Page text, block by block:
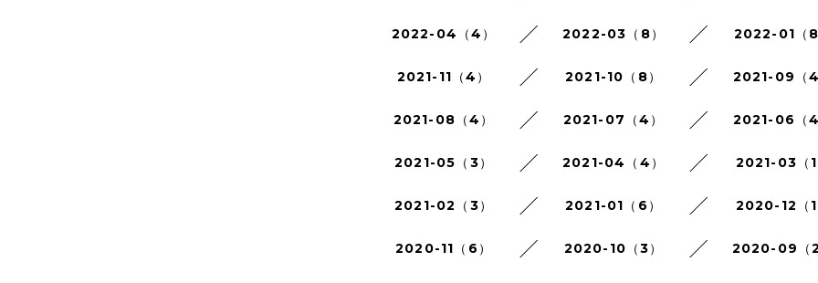
2022-04（4） 2022-03（8） 2022-01（8
2021-11（4） 2021-10（8） 2021-09（4
2021-08（4） 2021-07（4） 2021-06（4
2021-05（3） 2021-04（4） 2021-03（1
2021-02（3） 2021-01（6） 2020-12（1
2020-11（6） 2020-10（3） 2020-09（2